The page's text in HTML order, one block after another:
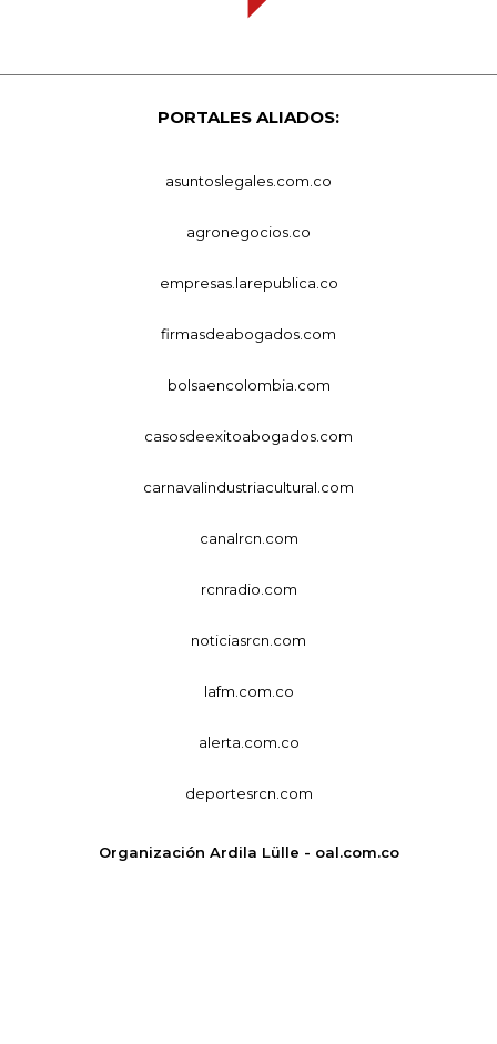
PORTALES ALIADOS:
asuntoslegales.com.co
agronegocios.co
empresas.larepublica.co
firmasdeabogados.com
bolsaencolombia.com
casosdeexitoabogados.com
carnavalindustriacultural.com
canalrcn.com
rcnradio.com
noticiasrcn.com
lafm.com.co
alerta.com.co
deportesrcn.com
Organización Ardila Lülle - oal.com.co